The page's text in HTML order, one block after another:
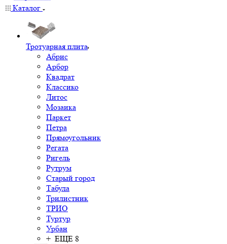
Каталог
Тротуарная плита
Абрис
Арбор
Квадрат
Классико
Литос
Мозаика
Паркет
Петра
Прямоугольник
Регата
Ригель
Рутрум
Старый город
Табула
Трилистник
ТРИО
Туртур
Урбан
+ ЕЩЕ 8